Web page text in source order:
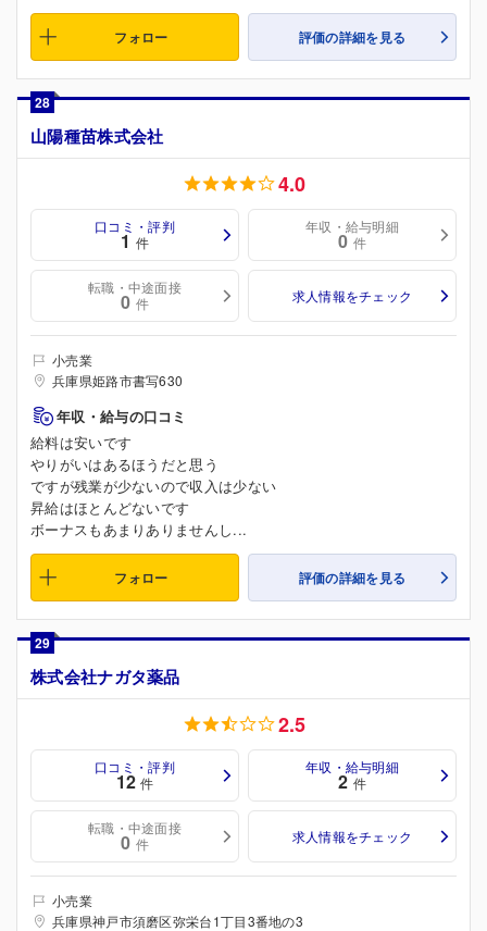
フォロー 評価の詳細を見る
28
山陽種苗株式会社
4.0
口コミ・評判
1 件
年収・給与明細
0 件
転職・中途面接
0 件 求人情報をチェック
小売業
兵庫県姫路市書写630
年収・給与の口コミ
給料は安いです
やりがいはあるほうだと思う
ですが残業が少ないので収入は少ない
昇給はほとんどないです
ボーナスもあまりありませんし...
フォロー 評価の詳細を見る
29
株式会社ナガタ薬品
2.5
口コミ・評判
12 件
年収・給与明細
2 件
転職・中途面接
0 件 求人情報をチェック
小売業
兵庫県神戸市須磨区弥栄台1丁目3番地の3